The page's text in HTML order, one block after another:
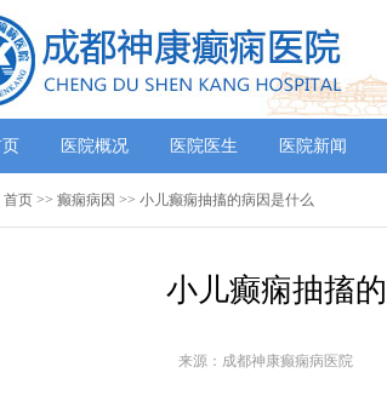
医院概况 医院医生 医院新闻
首页 >> 癫痫病因 >> 小儿癫痫抽搐的病因是什么
小儿癫痫抽搐
来源：成都神康癫痫病医院